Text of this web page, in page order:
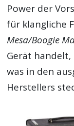
Power der
für klangliche
Mesa/Boogie
Gerät
was in den
Herstellers